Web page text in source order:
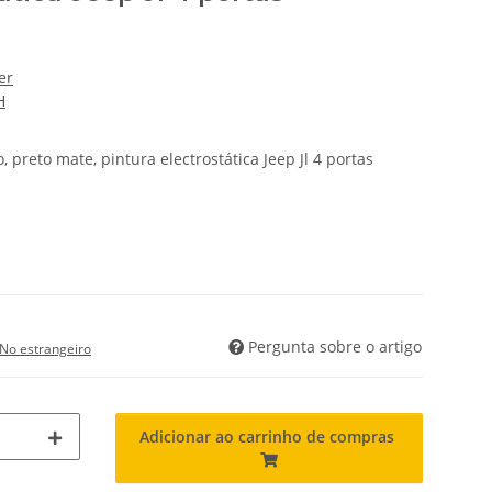
preto mate, pintura electrostática Jeep Jl 4 portas
No estrangeiro Pergunta sobre o artigo
Adicionar ao carrinho de compras